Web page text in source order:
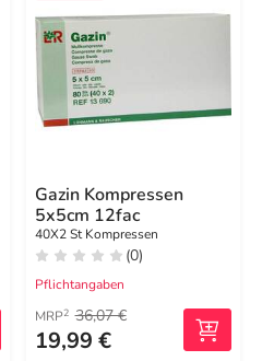
Gazin Kompressen
5x5cm 12fac
40X2 St Kompressen
(0)
Pflichtangaben
MRP2 36,07 €
19,99 €